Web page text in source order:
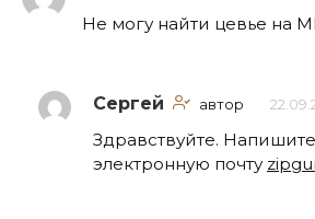
Не могу найти цевье на
Сергей автор
Здравствуйте.
электронную почту